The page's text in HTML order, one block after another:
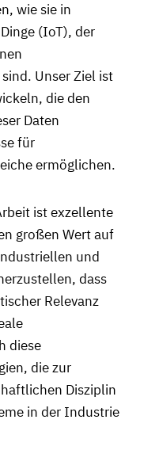
wie sie in
(IoT), der
Unser Ziel ist
die den
Daten
für
ermöglichen.
ist exzellente
großen Wert auf
und
dass
Relevanz
diese
die zur
Disziplin
in der Industrie